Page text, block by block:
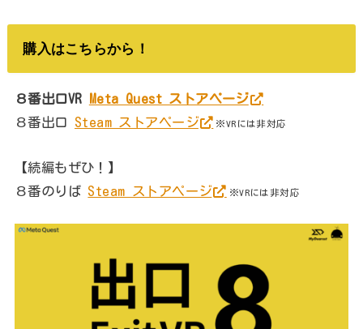
購入はこちらから！
８番出口VR
Meta Quest ストアページ
８番出口 Steam ストアページ ※VRには非対応
【続編もぜひ！】
８番のりば Steam ストアページ ※VRには非対応